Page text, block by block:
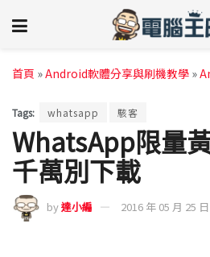
首頁 »Android軟體分享與刷機教學 »
Tags: whatsapp 駭客
WhatsApp限量
千萬別下載
by達小編 2016 年 05 月 25 日